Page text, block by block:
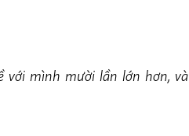
với mình mười lần lớn hơn, và